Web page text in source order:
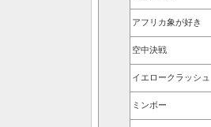
アフリカ象が好き
空中決戦
イエロークラッシュ
ミンボー